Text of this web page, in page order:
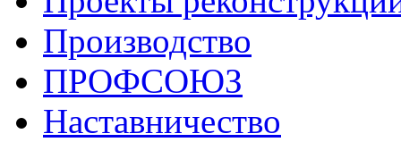
Производство
ПРОФСОЮЗ
Наставничество